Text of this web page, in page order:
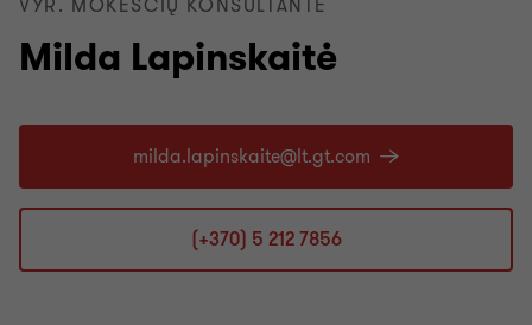
Milda Lapinskaitė
VYR. MOKESČIŲ KONSULTANTĖ
(+370) 5 212 7856